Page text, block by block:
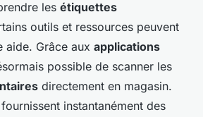
les étiquettes
outils et ressources peuvent
aide. Grâce aux applications
possible de scanner les
directement en magasin.
instantanément des